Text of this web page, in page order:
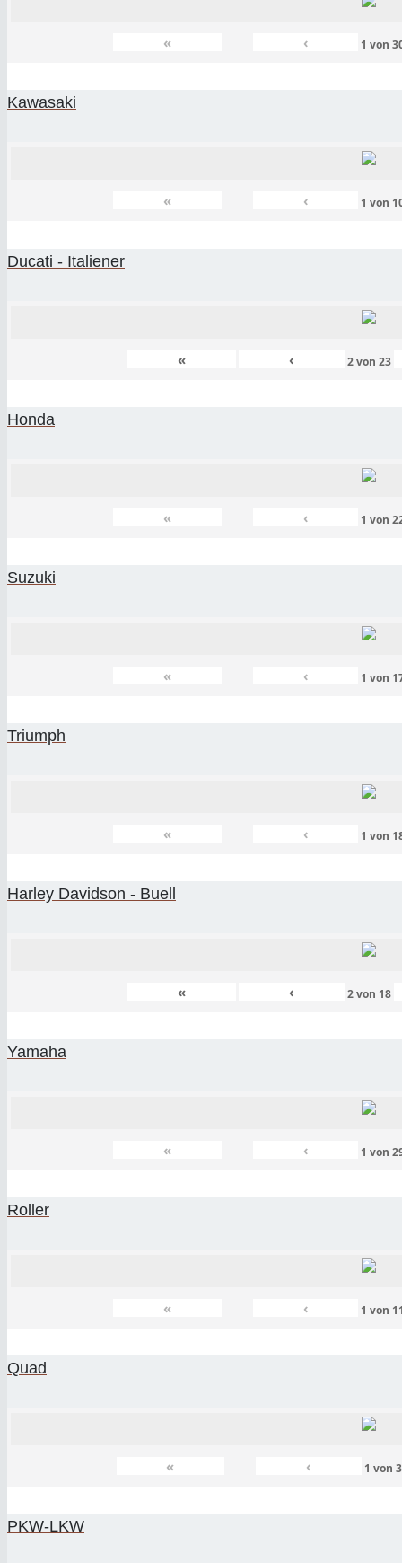
« ‹ 1 von
Kawasaki
« ‹ 1 von
Ducati - Italiener
« ‹ 2von 23
Honda
« ‹ 1 von
Suzuki
« ‹ 1 von
Triumph
« ‹ 1 von
Harley Davidson - Buell
« ‹ 2von 18
Yamaha
« ‹ 1 von
Roller
« ‹ 1 von
Quad
« ‹ 1 von
PKW-LKW